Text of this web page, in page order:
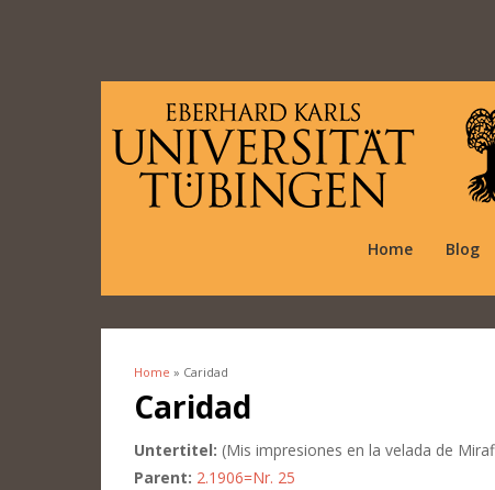
Home Blog
You are here
Home » Caridad
Caridad
Untertitel: (Mis impresiones en la velada de
Parent: 2.1906=Nr. 25